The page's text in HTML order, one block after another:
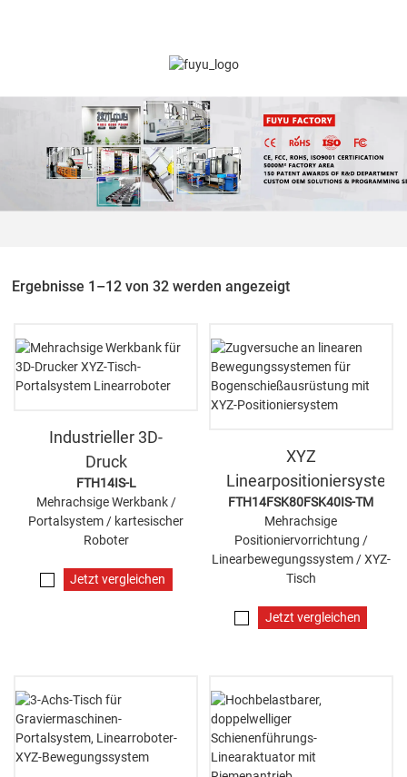
Ergebnisse 1–12 von 32 werden angezeigt
Industrieller 3D-
Druck
FTH14IS-L
Mehrachsige Werkbank /
Portalsystem / kartesischer
Roboter
Jetzt vergleichen
XYZ
Linearpositioniersystem
FTH14FSK80FSK40IS-TM
Mehrachsige
Positioniervorrichtung /
Linearbewegungssystem / XYZ-
Tisch
Jetzt vergleichen